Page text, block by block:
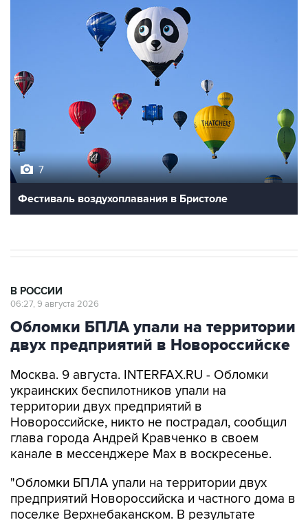
7
Фестиваль воздухоплавания в Бристоле
В РОССИИ
06:27, 9 августа 2026
Обломки БПЛА упали на территории
двух предприятий в Новороссийске
Москва. 9 августа. INTERFAX.RU - Обломки
украинских беспилотников упали на
территории двух предприятий в
Новороссийске, никто не пострадал, сообщил
глава города Андрей Кравченко в своем
канале в мессенджере Max в воскресенье.
"Обломки БПЛА упали на территории двух
предприятий Новороссийска и частного дома в
поселке Верхнебаканском. В результате